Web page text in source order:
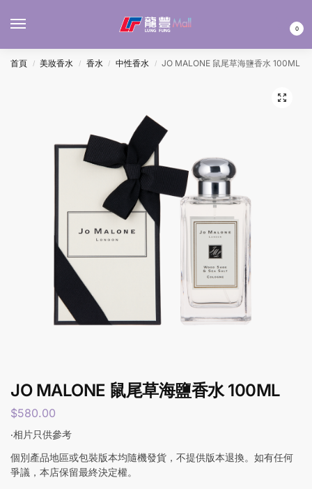
0
首頁 / 美妝香水 / 香水 / 中性香水 / JO MALONE 鼠尾草海鹽香水 100ML
JO MALONE 鼠尾草海鹽香水 100ML
$580.00
‧相片只供參考
個別產品地區或包裝版本均隨機發貨，不提供版本退換。如有任何
爭議，本店保留最終決定權。